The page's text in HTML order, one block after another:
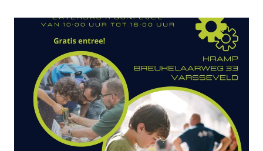
GELDERLAND
STEVIG
DOOR